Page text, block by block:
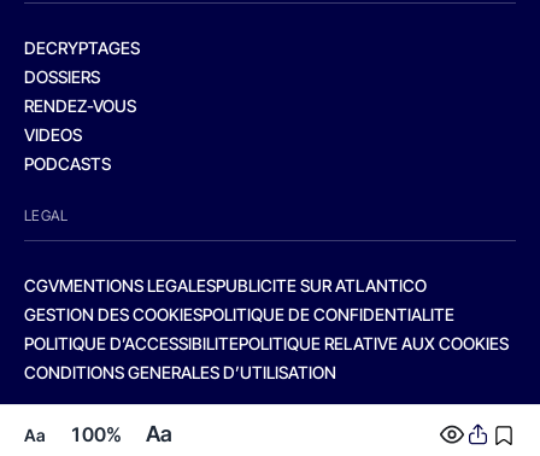
Aa 100% Aa
DECRYPTAGES
DOSSIERS
RENDEZ-VOUS
VIDEOS
PODCASTS
LEGAL
CGVMENTIONS LEGALESPUBLICITE SUR ATLANTICO
GESTION DES COOKIESPOLITIQUE DE CONFIDENTIALITE
POLITIQUE D’ACCESSIBILITEPOLITIQUE RELATIVE AUX COOKIES
CONDITIONS GENERALES D’UTILISATION